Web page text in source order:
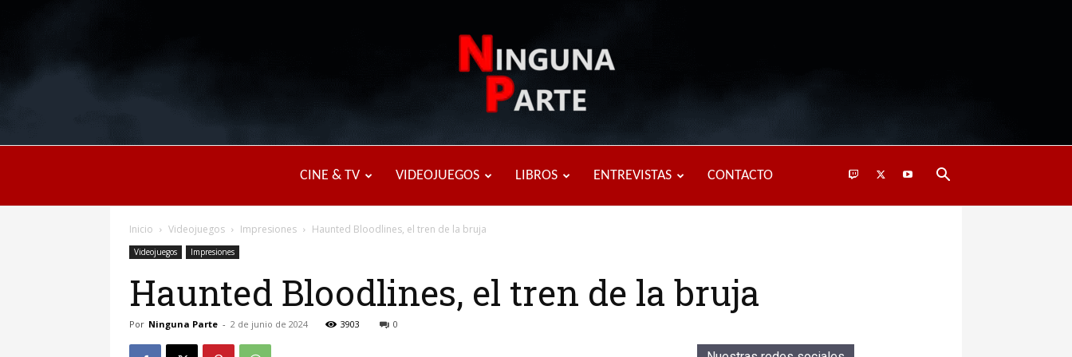
CINE & TV VIDEOJUEGOS LIBROS ENTREVISTAS CONTACTO
Inicio Videojuegos Impresiones Haunted Bloodlines, el tren de la bruja
Videojuegos Impresiones
Haunted Bloodlines, el tren de la bruja
Por Ninguna Parte - 2 de junio de 2024 3903 0